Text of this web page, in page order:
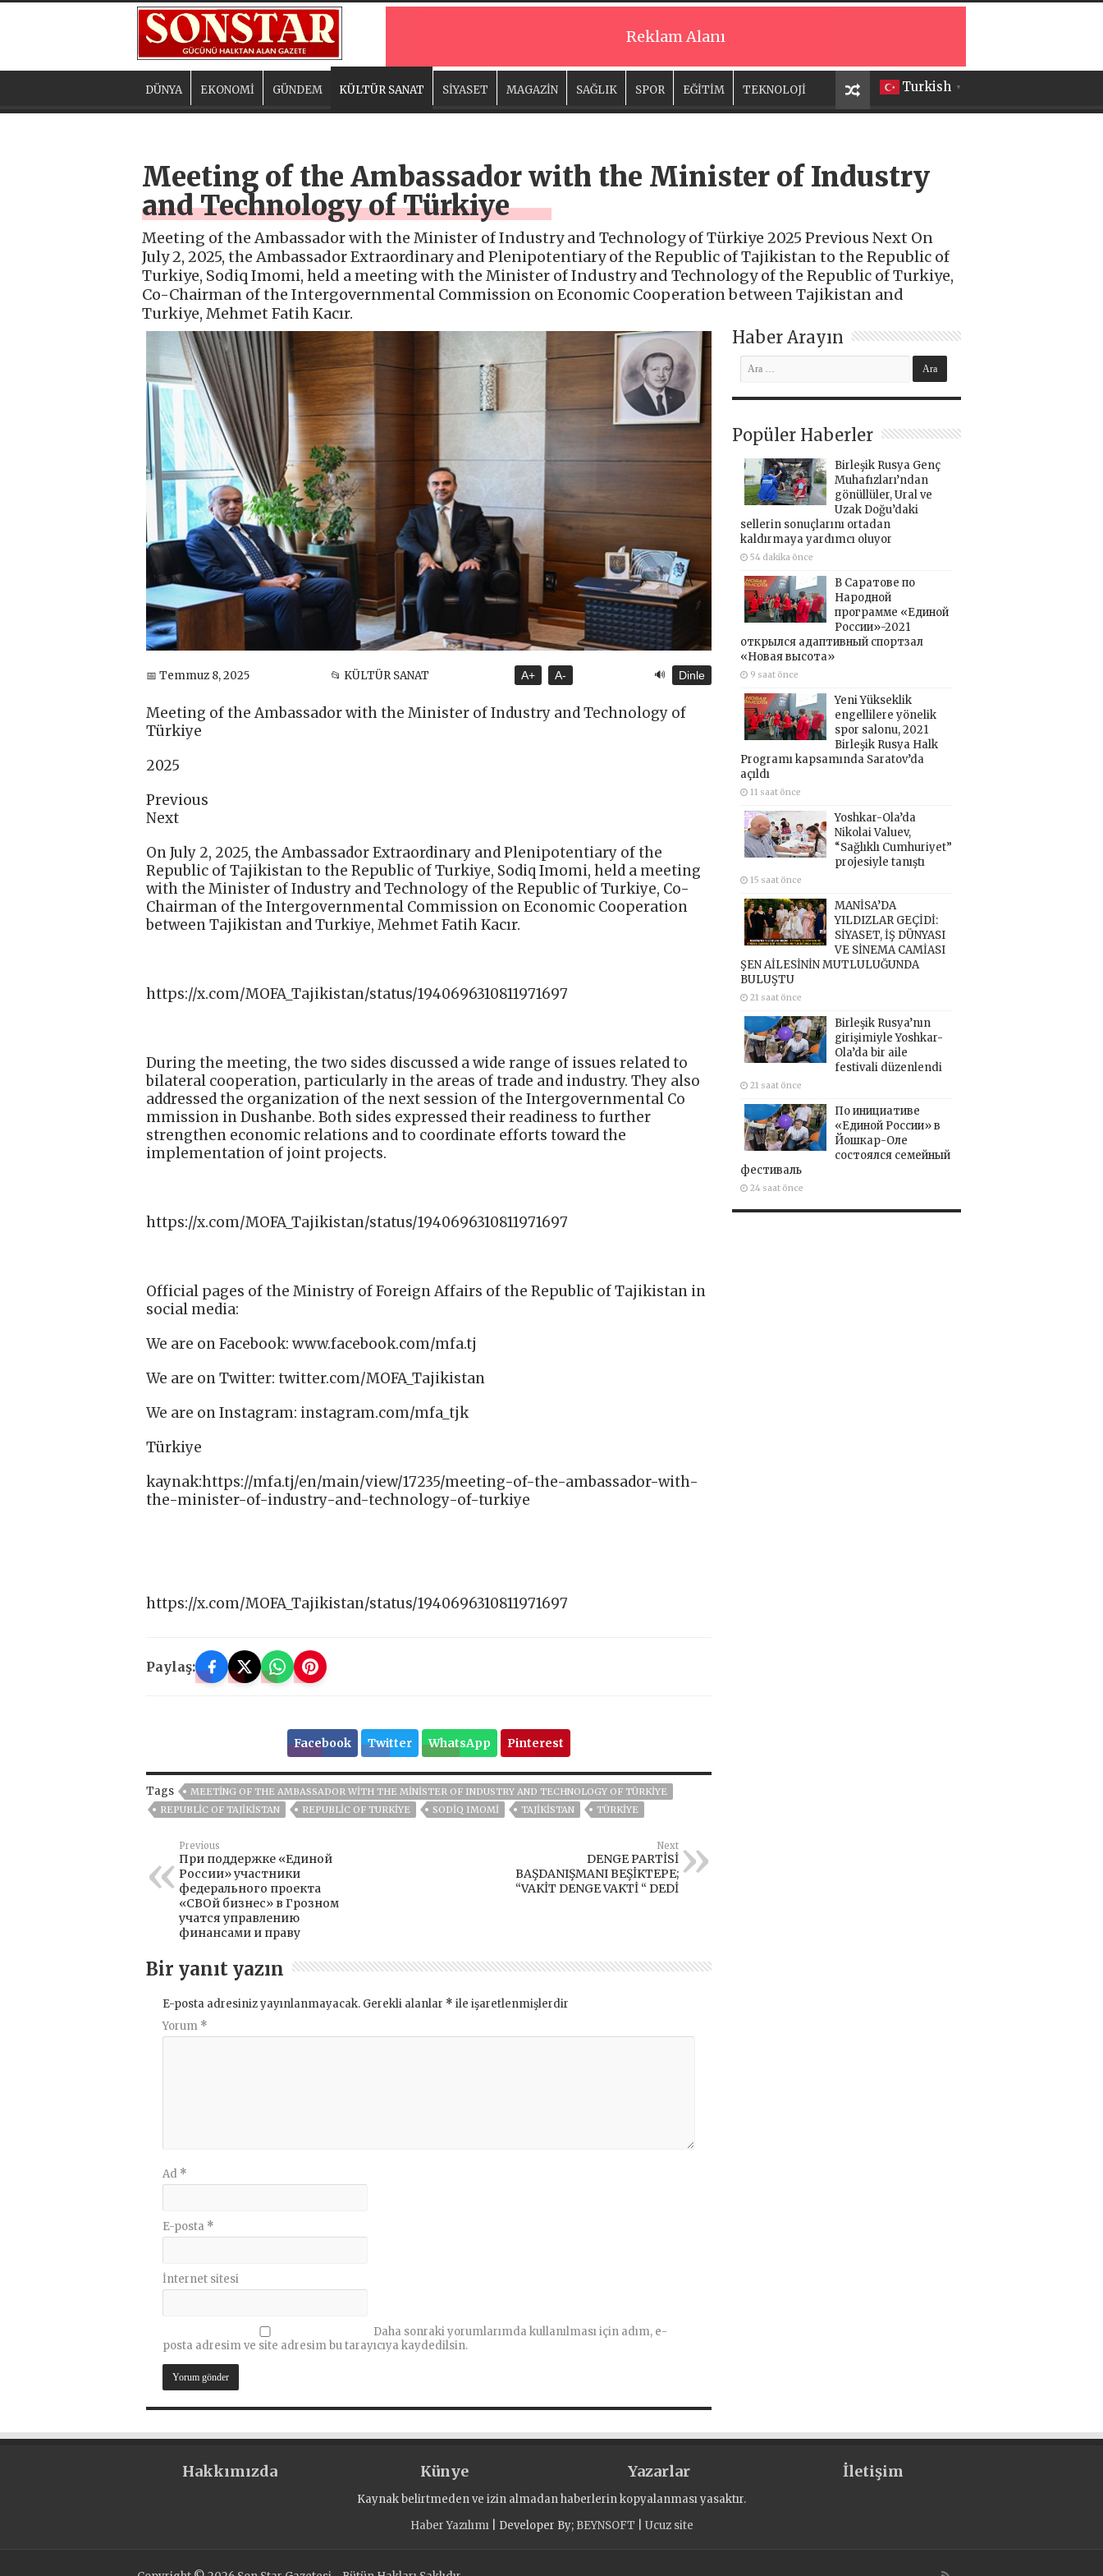
Reklam Alanı
Turkish ▼
DÜNYA EKONOMİ GÜNDEM KÜLTÜR SANAT SİYASET MAGAZİN SAĞLIK SPOR EĞİTİM TEKNOLOJİ
Meeting of the Ambassador with the Minister of Industry
and Technology of Türkiye
Meeting of the Ambassador with the Minister of Industry and Technology of Türkiye 2025 Previous Next On
July 2, 2025, the Ambassador Extraordinary and Plenipotentiary of the Republic of Tajikistan to the Republic of
Turkiye, Sodiq Imomi, held a meeting with the Minister of Industry and Technology of the Republic of Turkiye,
Co-Chairman of the Intergovernmental Commission on Economic Cooperation between Tajikistan and
Turkiye, Mehmet Fatih Kacır.
📅 Temmuz 8, 2025 📂 KÜLTÜR SANAT A+ A- 🔊 Dinle
Meeting of the Ambassador with the Minister of Industry and Technology of
Türkiye
2025
Previous
Next
On July 2, 2025, the Ambassador Extraordinary and Plenipotentiary of the
Republic of Tajikistan to the Republic of Turkiye, Sodiq Imomi, held a meeting
with the Minister of Industry and Technology of the Republic of Turkiye, Co-
Chairman of the Intergovernmental Commission on Economic Cooperation
between Tajikistan and Turkiye, Mehmet Fatih Kacır.
https://x.com/MOFA_Tajikistan/status/1940696310811971697
During the meeting, the two sides discussed a wide range of issues related to
bilateral cooperation, particularly in the areas of trade and industry. They also
addressed the organization of the next session of the Intergovernmental Co
mmission in Dushanbe. Both sides expressed their readiness to further
strengthen economic relations and to coordinate efforts toward the
implementation of joint projects.
https://x.com/MOFA_Tajikistan/status/1940696310811971697
Official pages of the Ministry of Foreign Affairs of the Republic of Tajikistan in
social media:
We are on Facebook: www.facebook.com/mfa.tj
We are on Twitter: twitter.com/MOFA_Tajikistan
We are on Instagram: instagram.com/mfa_tjk
Türkiye
kaynak:https://mfa.tj/en/main/view/17235/meeting-of-the-ambassador-with-
the-minister-of-industry-and-technology-of-turkiye
https://x.com/MOFA_Tajikistan/status/1940696310811971697
Paylaş:
Facebook Twitter WhatsApp Pinterest
Tags
MEETING OF THE AMBASSADOR WITH THE MINISTER OF INDUSTRY AND TECHNOLOGY OF TÜRKIYE
REPUBLIC OF TAJIKISTAN
REPUBLIC OF TURKIYE SODIQ IMOMI TAJIKISTAN TÜRKİYE
Previous
При поддержке «Единой
России» участники
федерального проекта
«СВОй бизнес» в Грозном
учатся управлению
финансами и праву
Next
DENGE PARTİSİ
BAŞDANIŞMANI BEŞİKTEPE;
“VAKİT DENGE VAKTİ “ DEDİ
Bir yanıt yazın
E-posta adresiniz yayınlanmayacak. Gerekli alanlar * ile işaretlenmişlerdir
Yorum *
Ad *
E-posta *
İnternet sitesi
Daha sonraki yorumlarımda kullanılması için adım, e-
posta adresim ve site adresim bu tarayıcıya kaydedilsin.
Haber Arayın
Popüler Haberler
Birleşik Rusya Genç
Muhafızları’ndan
gönüllüler, Ural ve
Uzak Doğu’daki
sellerin sonuçlarını ortadan
kaldırmaya yardımcı oluyor
54 dakika önce
В Саратове по
Народной
программе «Единой
России»-2021
открылся адаптивный спортзал
«Новая высота»
9 saat önce
Yeni Yükseklik
engellilere yönelik
spor salonu, 2021
Birleşik Rusya Halk
Programı kapsamında Saratov’da
açıldı
11 saat önce
Yoshkar-Ola’da
Nikolai Valuev,
“Sağlıklı Cumhuriyet”
projesiyle tanıştı
15 saat önce
MANİSA’DA
YILDIZLAR GEÇİDİ:
SİYASET, İŞ DÜNYASI
VE SİNEMA CAMİASI
ŞEN AİLESİNİN MUTLULUĞUNDA
BULUŞTU
21 saat önce
Birleşik Rusya’nın
girişimiyle Yoshkar-
Ola’da bir aile
festivali düzenlendi
21 saat önce
По инициативе
«Единой России» в
Йошкар-Оле
состоялся семейный
фестиваль
24 saat önce
Hakkımızda Künye Yazarlar İletişim
Kaynak belirtmeden ve izin almadan haberlerin kopyalanması yasaktır.
Haber Yazılımı| Developer By; BEYNSOFT Ucuz site